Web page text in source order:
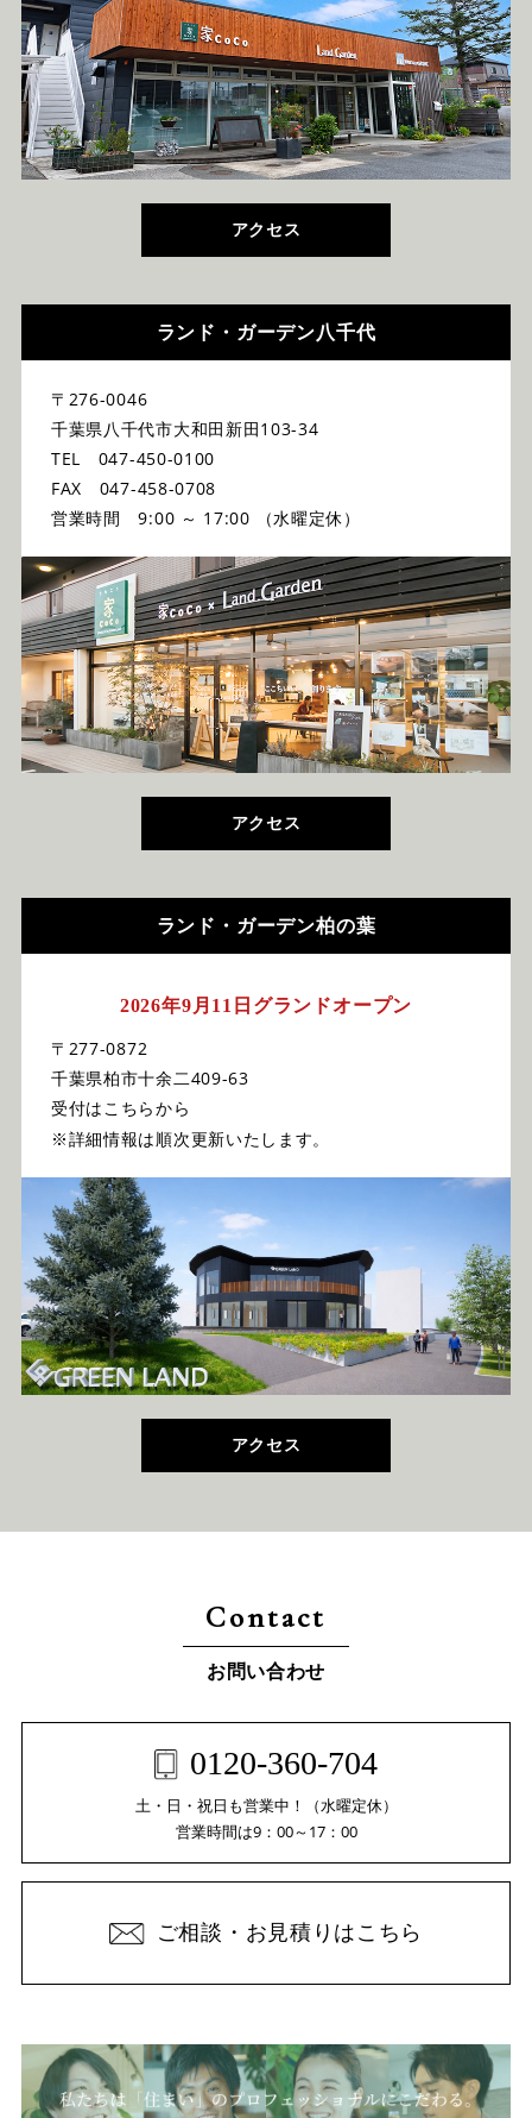
アクセス
ランド・ガーデン八千代
〒276-0046
千葉県八千代市大和田新田103-34
TEL 047-450-0100
FAX 047-458-0708
営業時間 9:00 ～ 17:00 （水曜定休）
アクセス
ランド・ガーデン柏の葉
2026年9月11日グランドオープン
〒277-0872
千葉県柏市十余二409-63
受付はこちらから
※詳細情報は順次更新いたします。
アクセス
Contact
お問い合わせ
0120-360-704
土・日・祝日も営業中！（水曜定休）
営業時間は9：00～17：00
ご相談・お見積りはこちら